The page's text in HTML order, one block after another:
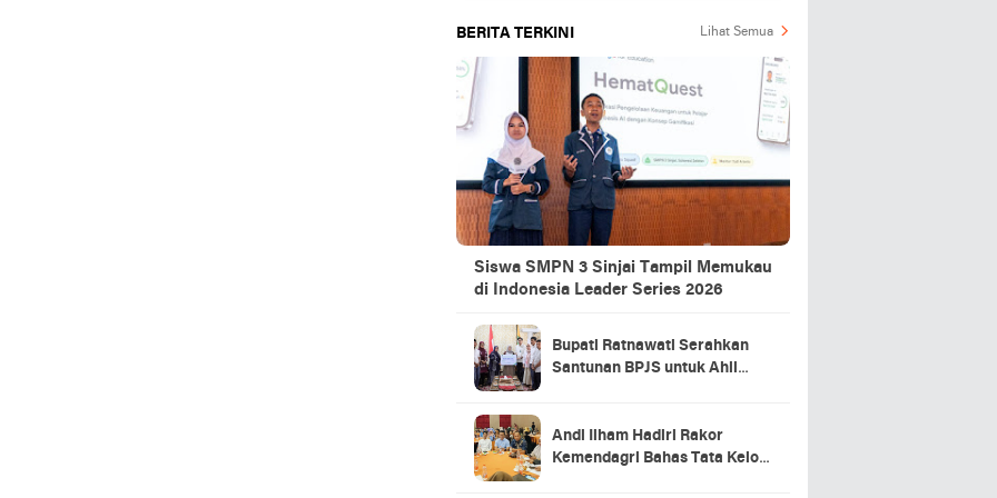
BERITA TERKINI Lihat Semua
Siswa SMPN 3 Sinjai Tampil Memukau
di Indonesia Leader Series 2026
Bupati Ratnawati Serahkan
Santunan BPJS untuk Ahli
Andi Ilham Hadiri Rakor
Kemendagri Bahas Tata Kelola